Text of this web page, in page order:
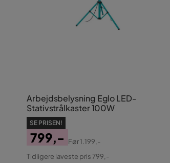
Arbejdsbelysning Eglo LED-
Stativstrålkaster 100W
SE PRISEN!
Pris
799,-
Original
Før1.199,-
Tidligere laveste pris 799,-